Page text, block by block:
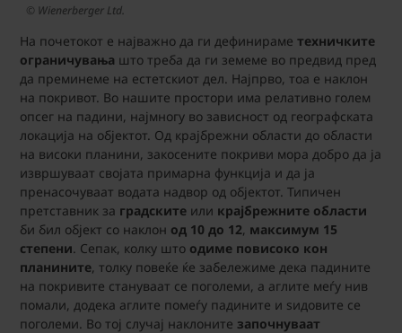
© Wienerberger Ltd.
На почетокот е најважно да ги дефинираме техничките
ограничувања што треба да ги земеме во предвид пред
да преминеме на естетскиот дел. Најпрво, тоа е наклон
на покривот. Во нашите простори има релативно голем
опсег на падини, најмногу во зависност од географската
локација на објектот. Од крајбрежни области до области
на високи планини, закосените покриви мора добро да ја
извршуваат својата примарна функција и да ја
пренасочуваат водата надвор од објектот. Типичен
претставник за градските или крајбрежните области
би бил објект со наклон од 10 до 12, максимум 15
степени. Сепак, колку што одиме повисоко кон
планините, толку повеќе ќе забележиме дека падините
на покривите стануваат се поголеми, а аглите меѓу нив
помали, додека аглите помеѓу падините и ѕидовите се
поголеми. Во тој случај наклоните започнуваат